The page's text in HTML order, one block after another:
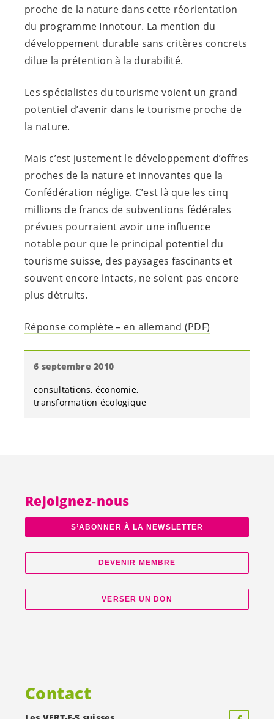
proche de la nature dans cette réorientation
du programme Innotour. La mention du
développement durable sans critères concrets
dilue la prétention à la durabilité.
Les spécialistes du tourisme voient un grand
potentiel d’avenir dans le tourisme proche de
la nature.
Mais c’est justement le développement d’offres
proches de la nature et innovantes que la
Confédération néglige. C’est là que les cinq
millions de francs de subventions fédérales
prévues pourraient avoir une influence
notable pour que le principal potentiel du
tourisme suisse, des paysages fascinants et
souvent encore intacts, ne soient pas encore
plus détruits.
Réponse complète – en allemand (PDF)
6 septembre 2010
consultations économie
transformation écologique
Rejoignez-nous
S’ABONNER À LA NEWSLETTER
DEVENIR MEMBRE
VERSER UN DON
Contact